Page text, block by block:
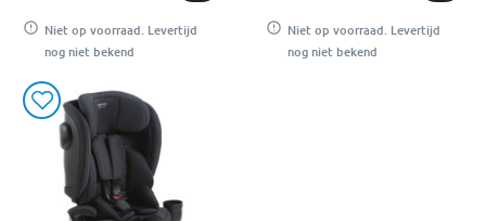
Niet op voorraad. Levertijd
nog niet bekend
Niet op voorraad. Levertijd
nog niet bekend